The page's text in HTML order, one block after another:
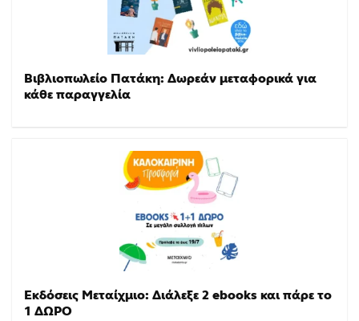
Βιβλιοπωλείο Πατάκη: Δωρεάν μεταφορικά για
κάθε παραγγελία
Εκδόσεις Μεταίχμιο: Διάλεξε 2 ebooks και πάρε το
1 ΔΩΡΟ